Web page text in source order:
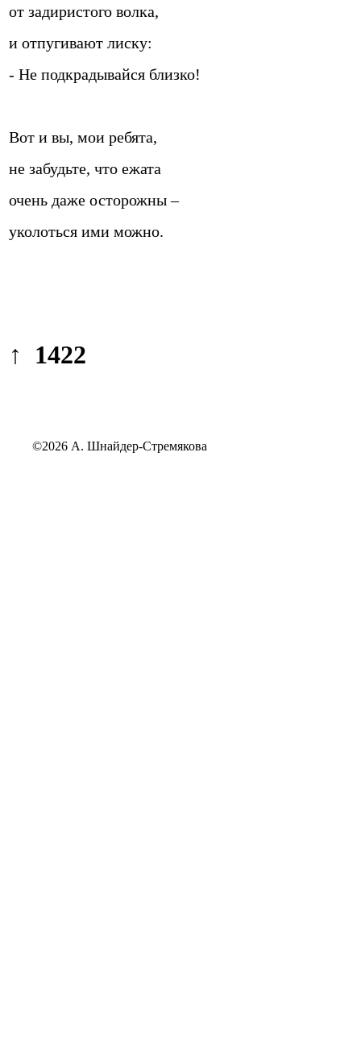
от задиристого волка,
и отпугивают лиску:
- Не подкрадывайся близко!
Вот и вы, мои ребята,
не забудьте, что ежата
очень даже осторожны –
уколоться ими можно.
↑ 1422
©2026 А. Шнайдер-Стремякова